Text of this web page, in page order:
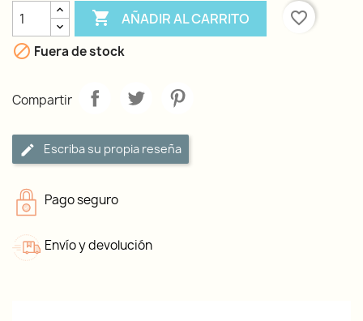
 AÑADIR AL CARRITO
favorite_border
 Fuera de stock
Compartir
Escriba su propia reseña
Pago seguro
Envío y devolución